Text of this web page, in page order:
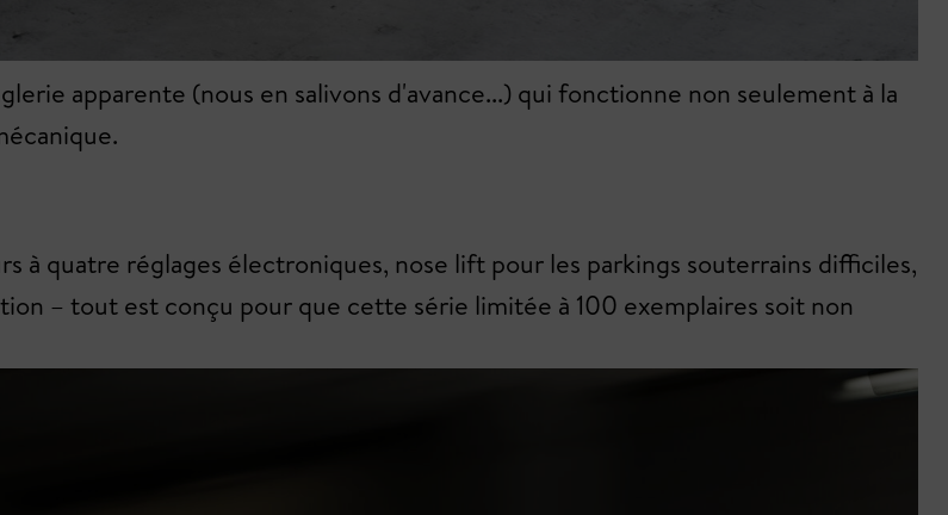
apparente (nous en salivons d'avance...) qui fonctionne non seulement à la
à quatre réglages électroniques, nose lift pour les parkings souterrains difficiles,
– tout est conçu pour que cette série limitée à 100 exemplaires soit non